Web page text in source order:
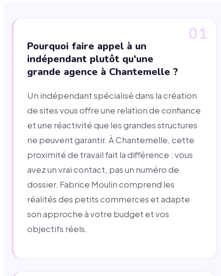
01
Pourquoi faire appel à un
indépendant plutôt qu'une
grande agence à Chantemelle ?
Un indépendant spécialisé dans la création
de sites vous offre une relation de confiance
et une réactivité que les grandes structures
ne peuvent garantir. À Chantemelle, cette
proximité de travail fait la différence : vous
avez un vrai contact, pas un numéro de
dossier. Fabrice Moulin comprend les
réalités des petits commerces et adapte
son approche à votre budget et vos
objectifs réels.